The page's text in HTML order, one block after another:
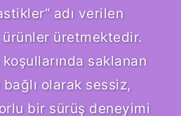
adı verilen
üretmektedir.
saklanan
olarak sessiz,
bir sürüş deneyimi